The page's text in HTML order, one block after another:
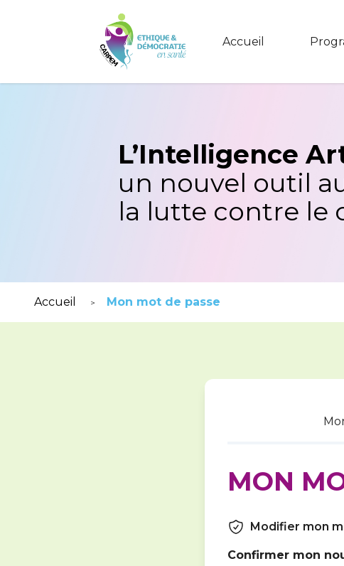
Accueil
L’Intelligence
un nouvel outil
la lutte contre le
Accueil Mon mot de passe
MON
Modifier mon
Confirmer mon